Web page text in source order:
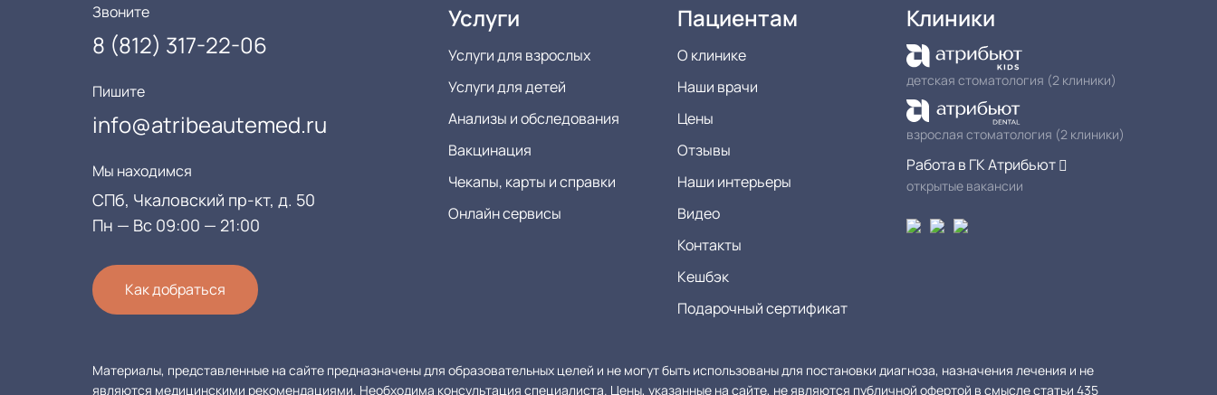
Звоните
8 (812) 317-22-06
Пишите
info@atribeautemed.ru
Мы находимся
СПб, Чкаловский пр-кт, д. 50
Пн — Вс 09:00 — 21:00
Как добраться
Услуги
Услуги для взрослых
Услуги для детей
Анализы и обследования
Вакцинация
Чекапы, карты и справки
Онлайн сервисы
Пациентам
О клинике
Наши врачи
Цены
Отзывы
Наши интерьеры
Видео
Контакты
Кешбэк
Подарочный сертификат
Клиники
детская стоматология (2 клиники)
взрослая стоматология (2 клиники)
Работа в ГК Атрибьют
открытые вакансии
Материалы, представленные на сайте предназначены для образовательных целей и не могут быть использованы для постановки диагноза, назначения лечения и не
являются медицинскими рекомендациями. Необходима консультация специалиста. Цены, указанные на сайте, не являются публичной офертой в смысле статьи 435